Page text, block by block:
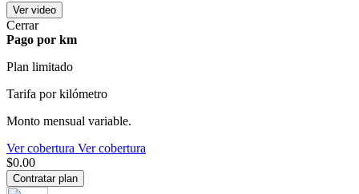
Ver video
Cerrar
Pago por km
Plan limitado
Tarifa por kilómetro
Monto mensual variable.
Ver cobertura Ver cobertura
$0.00
Contratar plan